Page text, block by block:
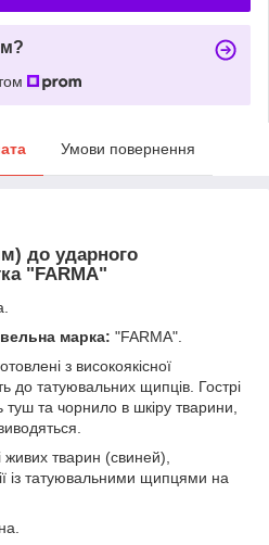
Умови повернення
до ударного
"FARMA"
марка: "FARMA".
з високоякісної
до татуювальних щипців. Гострі
та чорнило в шкіру тварини,
тварин (свиней),
із татуювальними щипцями на